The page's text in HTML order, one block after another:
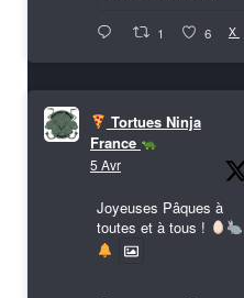
1 6 X
Tortues Ninja
France
5 Avr
Joyeuses Pâques à
toutes et à tous !